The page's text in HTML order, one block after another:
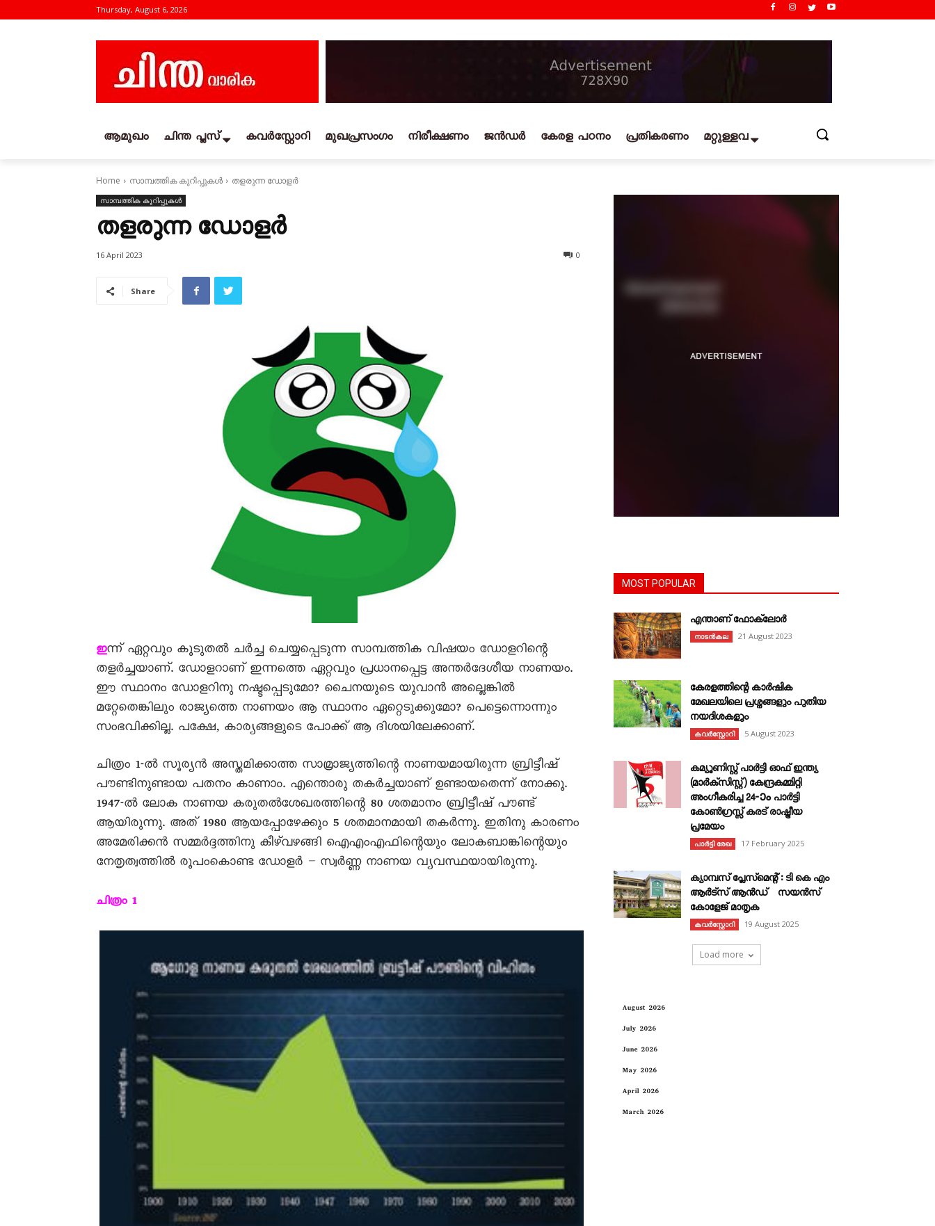
Thursday, August 6, 2026
ആമുഖം ചിന്ത പ്ലസ് കവര്‍സ്റ്റോറി മുഖപ്രസംഗം നിരീക്ഷണം ജൻഡർ കേരള പഠനം പ്രതികരണം മറ്റുള്ളവ
Home സാമ്പത്തിക കുറിപ്പുകള്‍ തളരുന്ന ഡോളർ
സാമ്പത്തിക കുറിപ്പുകള്‍
തളരുന്ന ഡോളർ
16 April 2023 0
Share
ഇന്ന് ഏറ്റവും കൂടുതൽ ചർച്ച ചെയ്യപ്പെടുന്ന സാമ്പത്തിക വിഷയം ഡോളറിന്റെ
തളർച്ചയാണ്. ഡോളറാണ് ഇന്നത്തെ ഏറ്റവും പ്രധാനപ്പെട്ട അന്തർദേശീയ നാണയം.
ഈ സ്ഥാനം ഡോളറിനു നഷ്ടപ്പെടുമോ? ചൈനയുടെ യുവാൻ അല്ലെങ്കിൽ
മറ്റേതെങ്കിലും രാജ്യത്തെ നാണയം ആ സ്ഥാനം ഏറ്റെടുക്കുമോ? പെട്ടെന്നൊന്നും
സംഭവിക്കില്ല. പക്ഷേ, കാര്യങ്ങളുടെ പോക്ക് ആ ദിശയിലേക്കാണ്.
ചിത്രം 1-ൽ സൂര്യൻ അസ്തമിക്കാത്ത സാമ്രാജ്യത്തിന്റെ നാണയമായിരുന്ന ബ്രിട്ടീഷ്
പൗണ്ടിനുണ്ടായ പതനം കാണാം. എന്തൊരു തകർച്ചയാണ് ഉണ്ടായതെന്ന് നോക്കൂ.
1947-ൽ ലോക നാണയ കരുതൽശേഖരത്തിന്റെ 80 ശതമാനം ബ്രിട്ടീഷ് പൗണ്ട്
ആയിരുന്നു. അത് 1980 ആയപ്പോഴേക്കും 5 ശതമാനമായി തകർന്നു. ഇതിനു കാരണം
അമേരിക്കൻ സമ്മർദ്ദത്തിനു കീഴ്വഴങ്ങി ഐഎംഎഫിന്റെയും ലോകബാങ്കിന്റെയും
നേതൃത്വത്തിൽ രൂപംകൊണ്ട ഡോളർ – സ്വർണ്ണ നാണയ വ്യവസ്ഥയായിരുന്നു.
ചിത്രം 1
MOST POPULAR
എന്താണ്‌ ഫോക്‌ലോർ
നാടൻകല 21 August 2023
കേരളത്തിന്റെ കാർഷിക
മേഖലയിലെ പ്രശ്നങ്ങളും പുതിയ
നയദിശകളും
കവര്‍സ്റ്റോറി 5 August 2023
കമ്യൂണിസ്റ്റ് പാർട്ടി ഓഫ് ഇന്ത്യ
(മാർക്സിസ്റ്റ്) കേന്ദ്രകമ്മിറ്റി
അംഗീകരിച്ച 24‐ാം പാർട്ടി
കോൺഗ്രസ്സ് കരട് രാഷ്ട്രീയ
പ്രമേയം
പാർട്ടി രേഖ 17 February 2025
ക്യാമ്പസ് പ്ലേസ്മെന്റ് : ടി കെ എം
ആർട്സ് ആൻഡ് സയൻസ്
കോളേജ് മാതൃക
കവര്‍സ്റ്റോറി 19 August 2025
Load more
August 2026
July 2026
June 2026
May 2026
April 2026
March 2026